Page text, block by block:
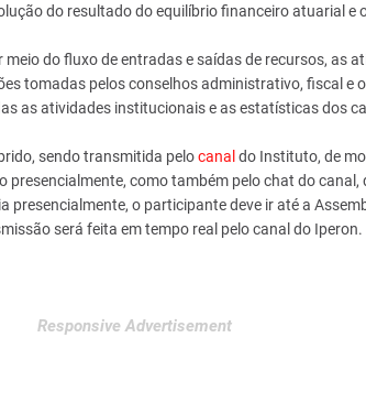
do resultado do equilíbrio financeiro atuarial e
do fluxo de entradas e saídas de recursos, as
tomadas pelos conselhos administrativo, fiscal e
as atividades institucionais e as estatísticas dos
sendo transmitida pelocanal do Instituto, de
presencialmente, como também pelo chat do canal,
presencialmente, o participante deve ir até a
será feita em tempo real pelo canal do Iperon.
Responsive Advertisement